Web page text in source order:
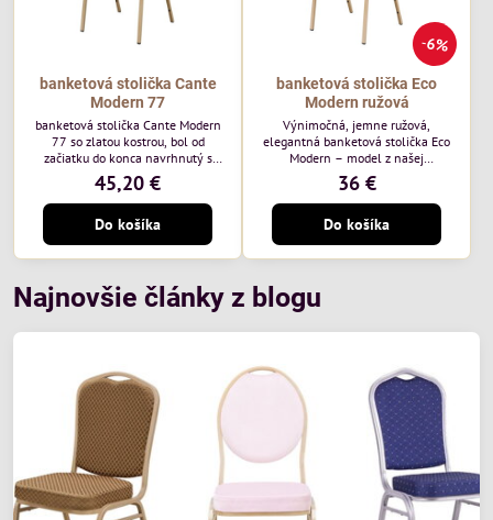
banketová stolička Cante
Modern 77
banketová stolička Cante Modern
77 so zlatou kostrou, bol od
začiatku do konca navrhnutý s
ohľadom na elegantné a
sofistikované priestory pre
pohostinstvá. Má zlatý rám a
čalúnenie Moss 07 od poľskej
značky Davis – béžová farba s
mäkkým povrchom je ideálna do
kombinuje klasický dizajn s
modernou funkčnosťou. Je odolná,
45,20 €
Do košíka
6%
banketová stolička Eco
Modern ružová
Výnimočná, jemne ružová,
elegantná banketová stolička Eco
Modern – model z našej
ekonomicky výhodnej rady. Táto
nová verzia je ešte lepšie
prispôsobená potrebám moderných
pohostinských priestorov, ako sú
hotely a reštaurácie. Medzi jej
charakteristické znaky patrí
gramážou 210 g/m2, odolný
oceľový rám, stohovateľný až 19
36 €
Do košíka
Najnovšie články z blogu